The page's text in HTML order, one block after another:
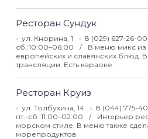
Ресторан Сундук
ул. Кнорина, 1 8 (029) 627-26-00
сб.:10:00–06:00
В меню микс
европейских и славянских блюд.
трансляции. Есть караоке.
Ресторан Круиз
ул. Толбухина, 14 8 (044) 775-
пт.-сб.:11:00–02:00
Интерьер
морском стиле. В меню также
морепродуктов.